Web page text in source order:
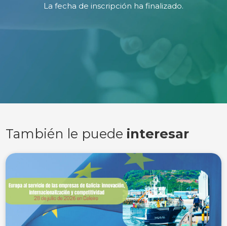
La fecha de inscripción ha finalizado.
También le puede interesar